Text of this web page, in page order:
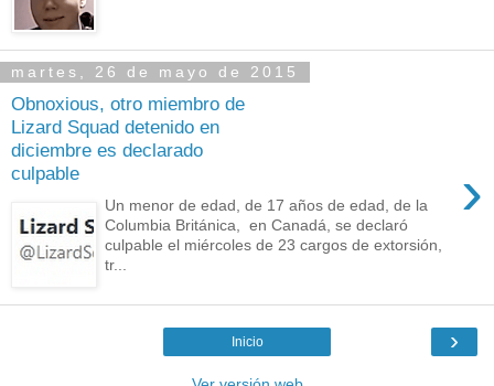
martes, 26 de mayo de 2015
Obnoxious, otro miembro de
Lizard Squad detenido en
diciembre es declarado
culpable
›
Un menor de edad, de 17 años de edad, de la
Columbia Británica, en Canadá, se declaró
culpable el miércoles de 23 cargos de extorsión,
tr...
›
Inicio